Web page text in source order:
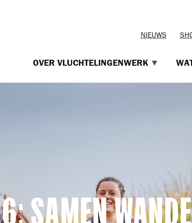
TOPMENU
NIEUWS
OVER VLUCHTELINGENWERK
SAMEN